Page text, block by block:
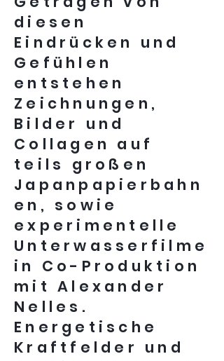
diesen
Eindrücken und
Gefühlen
entstehen
Zeichnungen,
Bilder und
Collagen auf
teils großen
Japanpapierbahn
en, sowie
experimentelle
Unterwasserfilme
in Co-Produktion
mit Alexander
Nelles.
Energetische
Kraftfelder und